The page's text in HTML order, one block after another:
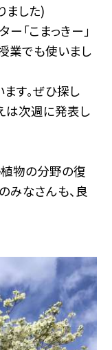
ました)
ー「こまっきー」
業でも使いまし
す。ぜひ探し
は次週に発表し
物の分野の復
みなさんも、良